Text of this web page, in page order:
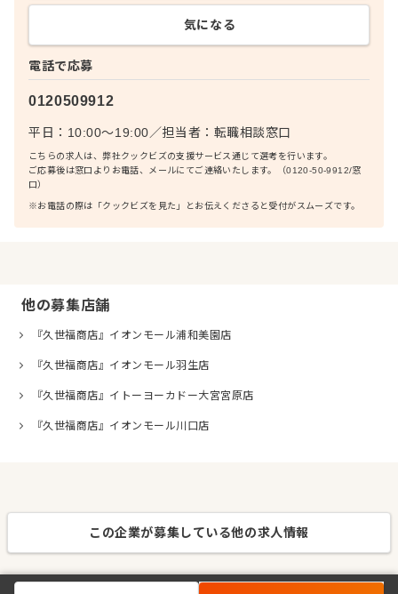
電話で応募
0120509912
平日：10:00〜19:00／担当者： 転職相談窓口
こちらの求人は、弊社クックビズの支援サービス通じて選考を行います。
ご応募後は窓口よりお電話、メールにてご連絡いたします。（0120-50-9912/窓
口）
※お電話の際は「クックビズを見た」とお伝えくださると受付がスムーズです。
気になる
他の募集店舗
『久世福商店』イオンモール浦和美園店
『久世福商店』イオンモール羽生店
『久世福商店』イトーヨーカドー大宮宮原店
『久世福商店』イオンモール川口店
この企業が募集している他の求人情報